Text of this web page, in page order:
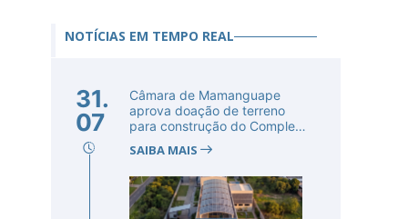
NOTÍCIAS EM TEMPO REAL
31.
07
Câmara de Mamanguape
aprova doação de terreno
para construção do Complexo
SAIBA MAIS